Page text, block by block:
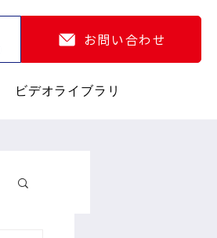
お問い合わせ
ビデオライブラリ